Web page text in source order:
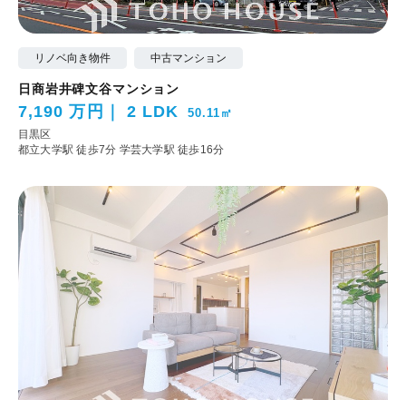
リノベ向き物件 中古マンション
日商岩井碑文谷マンション
7,190 万円 2 LDK 50.11㎡
目黒区
都立大学駅 徒歩7分 学芸大学駅 徒歩16分